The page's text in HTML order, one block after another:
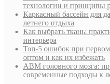
технологии и принципы
Каркасный бассейн для
летнего отдыха
Как выбрать ткань:
интерьера
Топ-5 ошибок при первом
оптом и как их избежать
АВМ головного мозга:
современные подходы к